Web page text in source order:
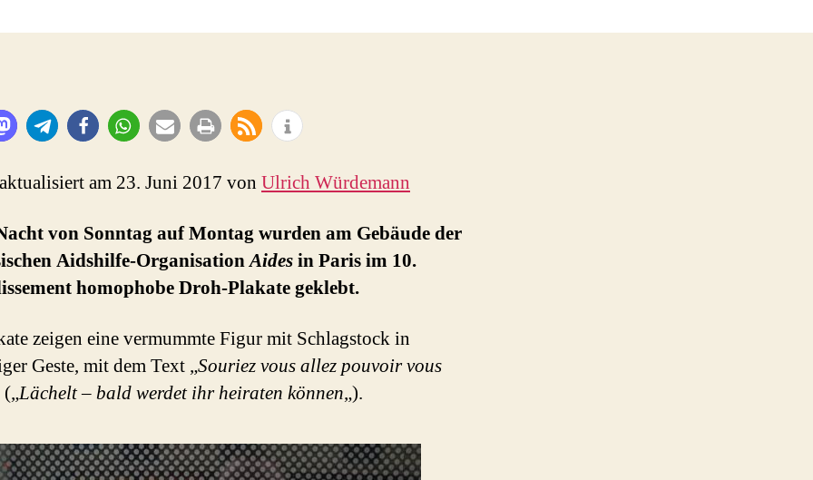
französische
am 23. Juni 2017 von Ulrich Würdemann
von Sonntag auf Montag wurden am Gebäude der
Aidshilfe-OrganisationAidesin Paris im 10.
homophobe Droh-Plakate geklebt.
zeigen eine vermummte Figur mit Schlagstock in
Geste, mit dem Text „Souriez vous allez pouvoir vous
(„Lächelt – bald werdet ihr heiraten können„).